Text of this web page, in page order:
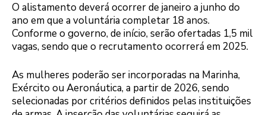
O alistamento deverá ocorrer de janeiro a junho do
ano em que a voluntária completar 18 anos.
Conforme o governo, de início, serão ofertadas 1,5 mil
vagas, sendo que o recrutamento ocorrerá em 2025.
As mulheres poderão ser incorporadas na Marinha,
Exército ou Aeronáutica, a partir de 2026, sendo
selecionadas por critérios definidos pelas instituições